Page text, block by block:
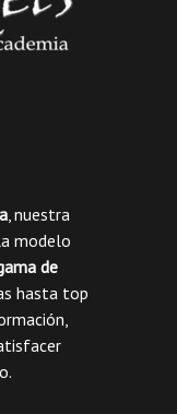
, nuestra
modelo
de
hasta top